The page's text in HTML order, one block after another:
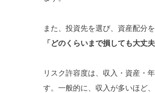
また、投資先を選び、資産配分
「どのくらいまで損しても大丈
リスク許容度は、収入・資産・
す。一般的に、収入が多いほど